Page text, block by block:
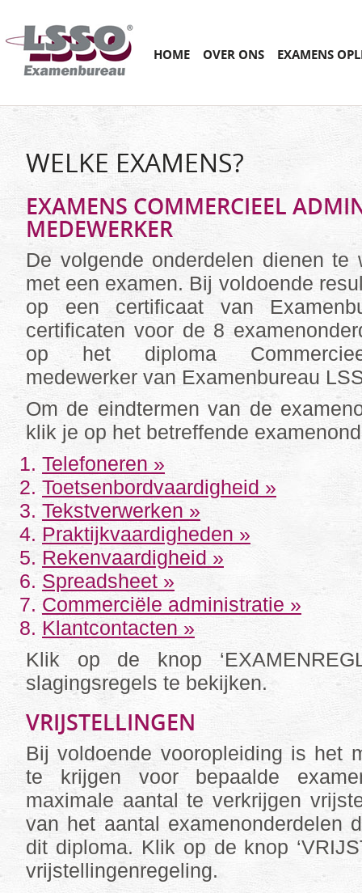
Main menu
SKIP
HOME OVER ONS EXAMENS
WELKE EXAMENS?
EXAMENS COMMERCIEEL
MEDEWERKER
De volgende onderdelen dienen te
met een examen. Bij voldoende
op een certificaat van
certificaten voor de 8
op het diploma
medewerker van Examenbureau
Om de eindtermen van de
klik je op het betreffende
Telefoneren »
Toetsenbordvaardigheid »
Tekstverwerken »
Praktijkvaardigheden »
Rekenvaardigheid »
Spreadsheet »
Commerciële administratie »
Klantcontacten »
Klik op de knop
slagingsregels te bekijken.
VRIJSTELLINGEN
Bij voldoende vooropleiding is het
te krijgen voor bepaalde
maximale aantal te verkrijgen
van het aantal examenonderdelen
dit diploma. Klik op de knop
vrijstellingenregeling.